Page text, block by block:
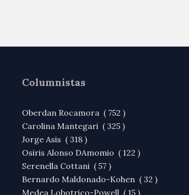
Columnistas
Oberdan Rocamora ( 752 )
Carolina Mantegari ( 325 )
Jorge Asis ( 318 )
Osiris Alonso DAmomio ( 122 )
Serenella Cottani ( 57 )
Bernardo Maldonado-Kohen ( 32 )
Medea Lobotrico-Powell ( 15 )